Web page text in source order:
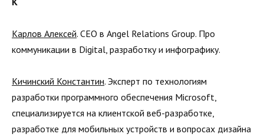
Карлов Алексей. CEO в Angel Relations Group. Про
коммуникации в Digital, разработку и инфографику.
Кичинский Константин. Эксперт по технологиям
разработки программного обеспечения Microsoft,
специализируется на клиентской веб-разработке,
разработке для мобильных устройств и вопросах дизайна